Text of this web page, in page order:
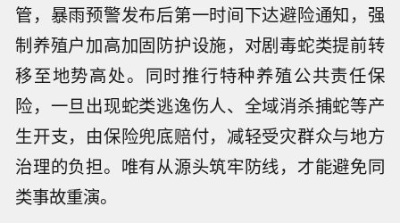
管，暴雨预警发布后第一时间下达避险通知，强
制养殖户加高加固防护设施，对剧毒蛇类提前转
移至地势高处。同时推行特种养殖公共责任保
险，一旦出现蛇类逃逸伤人、全域消杀捕蛇等产
生开支，由保险兜底赔付，减轻受灾群众与地方
治理的负担。唯有从源头筑牢防线，才能避免同
类事故重演。